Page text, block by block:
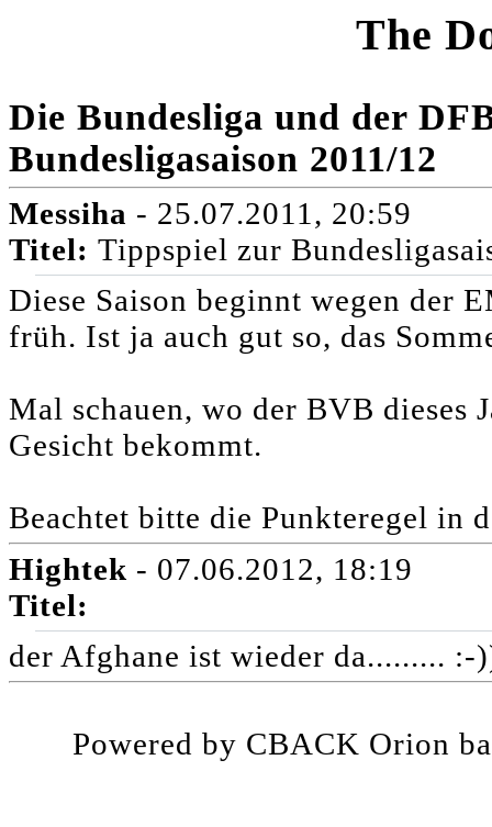
The
Die Bundesliga und der
Bundesligasaison 2011/12
Messiha - 25.07.2011, 20:59
Titel: Tippspiel zur
Diese Saison beginnt wegen der
früh. Ist ja auch gut so, das
Mal schauen, wo der BVB dieses
Gesicht bekommt.
Beachtet bitte die Punkteregel in
Hightek - 07.06.2012, 18:19
Titel:
der Afghane ist wieder da......... :-
Powered by CBACK Orion